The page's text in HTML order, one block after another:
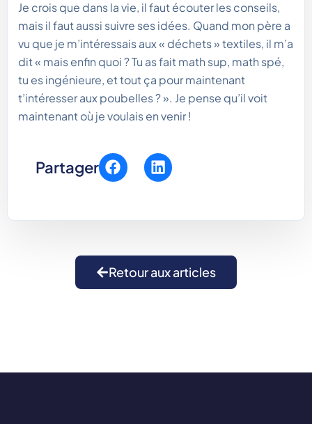
Je crois que dans la vie, il faut écouter les conseils,
mais il faut aussi suivre ses idées. Quand mon père a
vu que je m’intéressais aux « déchets » textiles, il m’a
dit « mais enfin quoi ? Tu as fait math sup, math spé,
tu es ingénieure, et tout ça pour maintenant
t’intéresser aux poubelles ? ». Je pense qu’il voit
maintenant où je voulais en venir !
Partager
Retour aux articles